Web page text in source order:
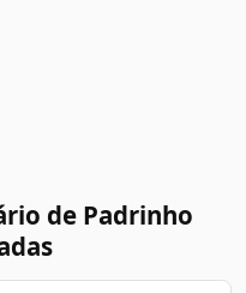
de Padrinho